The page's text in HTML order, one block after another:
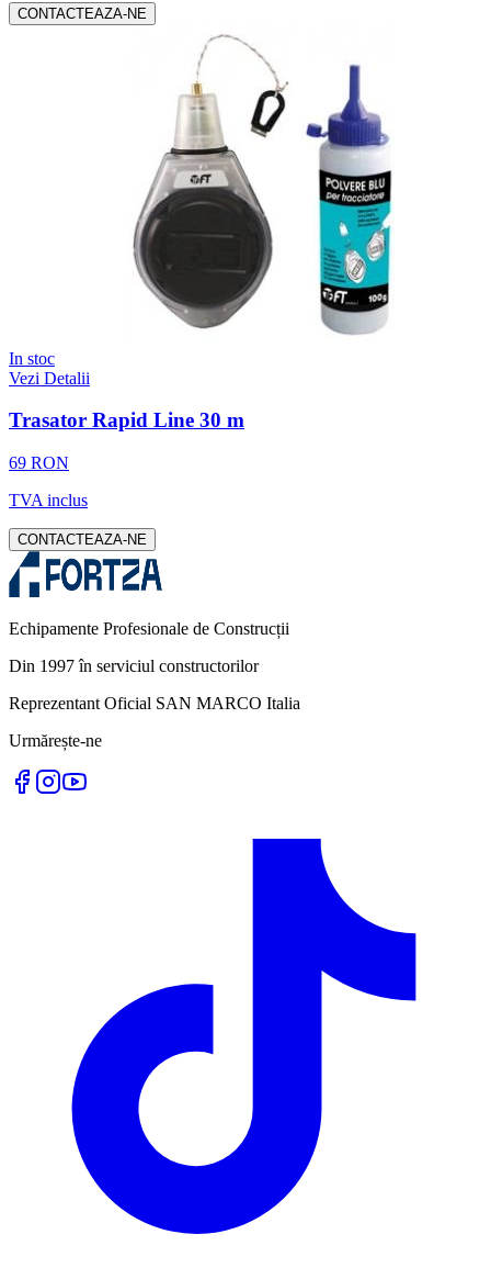
CONTACTEAZA-NE
In stoc
Vezi Detalii
Trasator Rapid Line 30 m
69 RON
TVA inclus
CONTACTEAZA-NE
Echipamente Profesionale de Construcții
Din 1997 în serviciul constructorilor
Reprezentant Oficial SAN MARCO Italia
Urmărește-ne